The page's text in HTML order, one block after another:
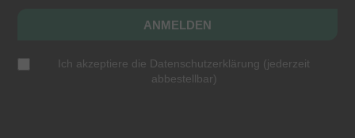
ANMELDEN
Ich akzeptiere die Datenschutzerklärung (jederzeit
abbestellbar)